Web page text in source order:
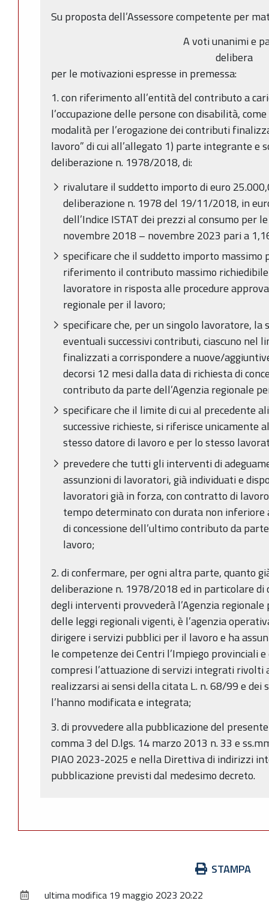
Su proposta dell’Assessore competente per
A voti unanimi e
delibera
per le motivazioni espresse in premessa:
1. con riferimento all’entità del contributo a
l’occupazione delle persone con disabilità,
modalità per l’erogazione dei contributi
lavoro” di cui all’allegato 1) parte integrante e
deliberazione n. 1978/2018, di:
rivalutare il suddetto importo di euro
deliberazione n. 1978 del 19/11/2018, in
dell’Indice ISTAT dei prezzi al consumo per
novembre 2018 – novembre 2023 pari a
specificare che il suddetto importo massimo
riferimento il contributo massimo richiedibile
lavoratore in risposta alle procedure
regionale per il lavoro;
specificare che, per un singolo lavoratore,
eventuali successivi contributi, ciascuno nel
finalizzati a corrispondere a nuove/
decorsi 12 mesi dalla data di richiesta di
contributo da parte dell’Agenzia regionale
specificare che il limite di cui al precedente
successive richieste, si riferisce unicamente
stesso datore di lavoro e per lo stesso
prevedere che tutti gli interventi di
assunzioni di lavoratori, già individuati e
lavoratori già in forza, con contratto di
tempo determinato con durata non inferiore
di concessione dell’ultimo contributo da
lavoro;
2. di confermare, per ogni altra parte, quanto
deliberazione n. 1978/2018 ed in particolare di
degli interventi provvederà l’Agenzia
delle leggi regionali vigenti, è l’agenzia
dirigere i servizi pubblici per il lavoro e ha
le competenze dei Centri l’Impiego provinciali
compresi l’attuazione di servizi integrati rivolti
realizzarsi ai sensi della citata L. n. 68/99 e dei
l’hanno modificata e integrata;
3. di provvedere alla pubblicazione del
comma 3 del D.lgs. 14 marzo 2013 n. 33 e
PIAO 2023-2025 e nella Direttiva di indirizzi
pubblicazione previsti dal medesimo decreto.
documento
STAMPA
ultima modifica 19 maggio 2023 20:22